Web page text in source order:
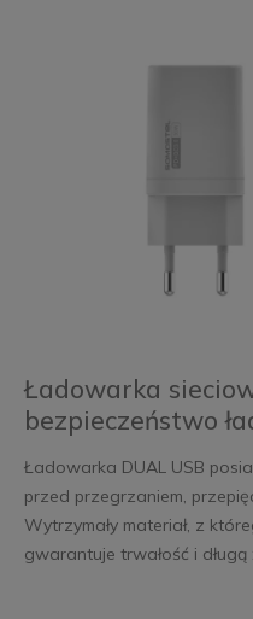
Ładowarka
bezpieczeństwo
Ładowarka DUAL USB
przed przegrzaniem,
Wytrzymały materiał, z
gwarantuje trwałość i